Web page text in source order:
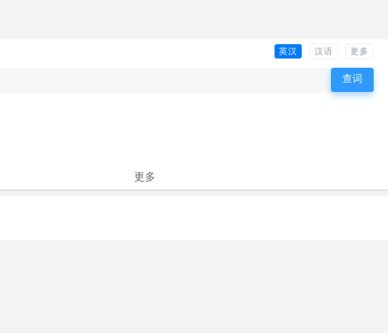
英汉 汉语 更多
更多